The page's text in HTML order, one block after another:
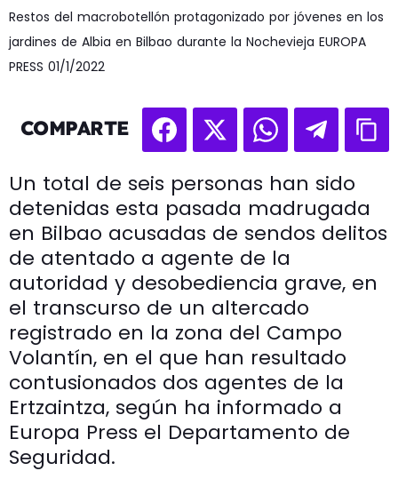
Restos del macrobotellón protagonizado por jóvenes en los
jardines de Albia en Bilbao durante la Nochevieja EUROPA
PRESS 01/1/2022
COMPARTE
Un total de seis personas han sido
detenidas esta pasada madrugada
en Bilbao acusadas de sendos delitos
de atentado a agente de la
autoridad y desobediencia grave, en
el transcurso de un altercado
registrado en la zona del Campo
Volantín, en el que han resultado
contusionados dos agentes de la
Ertzaintza, según ha informado a
Europa Press el Departamento de
Seguridad.